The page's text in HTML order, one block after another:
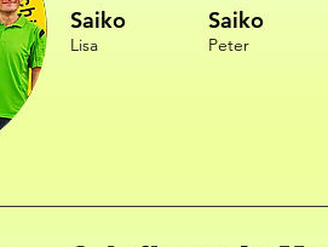
Saiko
Saiko
Lisa Peter